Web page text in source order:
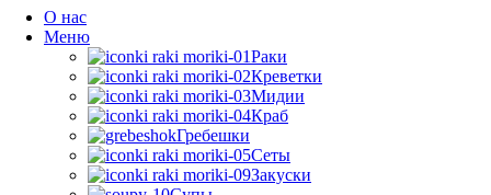
О нас
Меню
Раки
Креветки
Мидии
Краб
Гребешки
Сеты
Закуски